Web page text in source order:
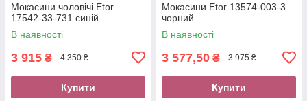
Мокасини чоловічі Etor
17542-33-731 синій
В наявності
3 915 ₴ 4 350 ₴
Купити
Мокасини Etor 13574-003-3
чорний
В наявності
3 577,50 ₴ 3 975 ₴
Купити